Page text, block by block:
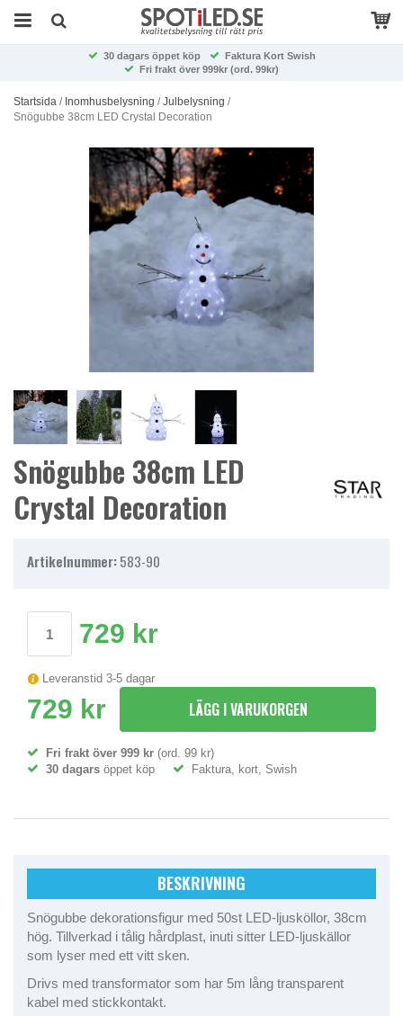
30 dagars öppet köp
Faktura Kort Swish
Fri frakt över 999kr (ord. 99kr)
Startsida / Inomhusbelysning /Julbelysning /
Snögubbe 38cm LED Crystal Decoration
Snögubbe 38cm LED
Crystal Decoration
Artikelnummer:583-90
729 kr
Leveranstid 3-5 dagar
729 kr LÄGG I VARUKORGEN
Fri frakt över 999 kr (ord. 99 kr)
30 dagars öppet köp Faktura, kort, Swish
BESKRIVNING
Snögubbe dekorationsfigur med 50st LED-ljusköllor, 38cm
hög. Tillverkad i tålig hårdplast, inuti sitter LED-ljuskällor
som lyser med ett vitt sken.
Drivs med transformator som har 5m lång transparent
kabel med stickkontakt.